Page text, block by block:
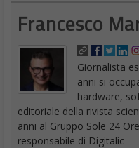
Francesco
Giornalista
anni si
hardware,
editoriale della rivista
anni al Gruppo Sole 24
responsabile di Digitalic